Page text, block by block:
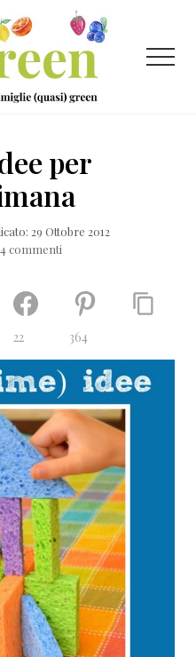
Menu
per
29 Ottobre 2012
4 commenti
22 364